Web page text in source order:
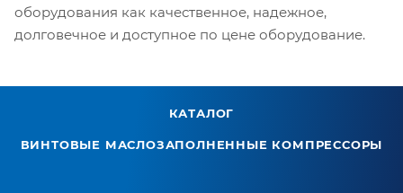
оборудования как качественное, надежное,
долговечное и доступное по цене оборудование.
КАТАЛОГ
ВИНТОВЫЕ МАСЛОЗАПОЛНЕННЫЕ КОМПРЕССОРЫ